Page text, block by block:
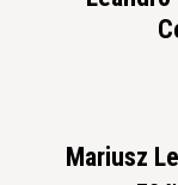
Mariusz